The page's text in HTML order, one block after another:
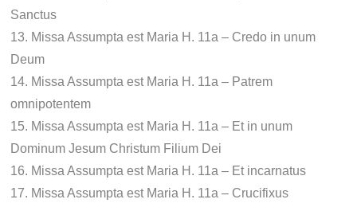
Sanctus
13. Missa Assumpta est Maria H. 11a – Credo in unum
Deum
14. Missa Assumpta est Maria H. 11a – Patrem
omnipotentem
15. Missa Assumpta est Maria H. 11a – Et in unum
Dominum Jesum Christum Filium Dei
16. Missa Assumpta est Maria H. 11a – Et incarnatus
17. Missa Assumpta est Maria H. 11a – Crucifixus